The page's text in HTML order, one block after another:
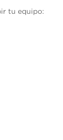
tu equipo: